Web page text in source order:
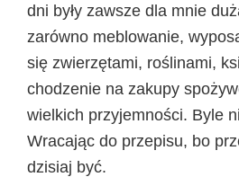
dni były zawsze dla mnie
zarówno meblowanie,
się zwierzętami, roślinami,
chodzenie na zakupy
wielkich przyjemności. Byle
Wracając do przepisu, bo
dzisiaj być.